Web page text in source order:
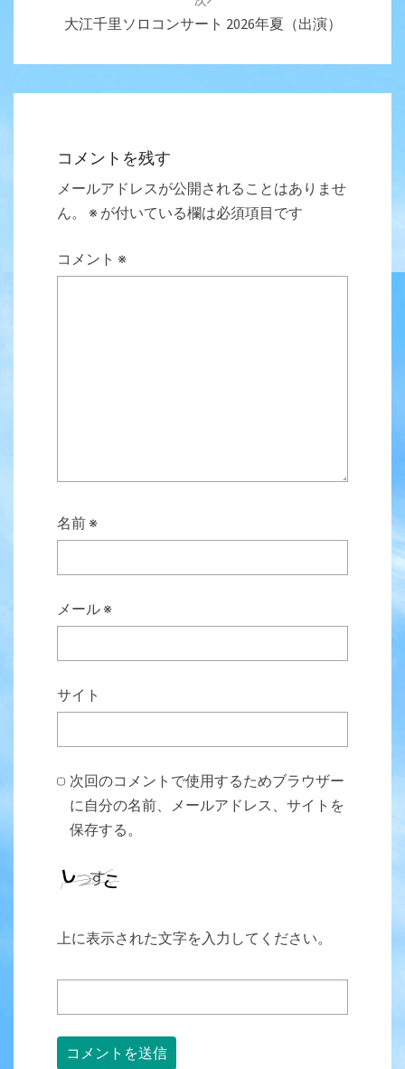
大江千里ソロコンサート 2026年夏（出演）
コメントを残す
メールアドレスが公開されることはありませ
ん。
※ が付いている欄は必須項目です
コメント ※
名前 ※
メール ※
サイト
次回のコメントで使用するためブラウザー
に自分の名前、メールアドレス、サイトを
保存する。
上に表示された文字を入力してください。